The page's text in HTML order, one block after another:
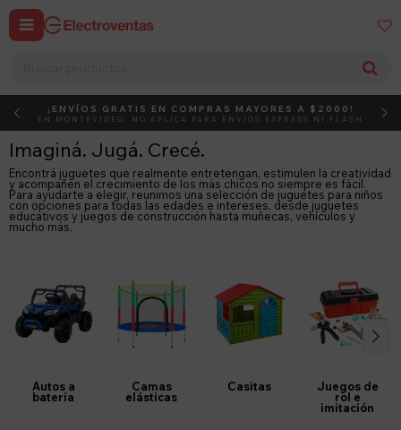
 
DEBUT ACTIVÁ EL CÓDIGO
¡ENVÍOS GRATIS EN COMPRAS MAYORES A $2000!
EN MONTEVIDEO, NO APLICA PARA ENVÍOS EXPRESS NI FLASH
Imaginá. Jugá. Crecé.
Encontrá juguetes que realmente entretengan, estimulen la creatividad
y acompañen el crecimiento de los más chicos no siempre es fácil.
Para ayudarte a elegir, reunimos una selección de juguetes para niños
con opciones para todas las edades e intereses, desde juguetes
educativos y juegos de construcción hasta muñecas, vehículos y
mucho más.
Autos a
batería
Camas
elásticas
Casitas Juegos de
rol e
imitación